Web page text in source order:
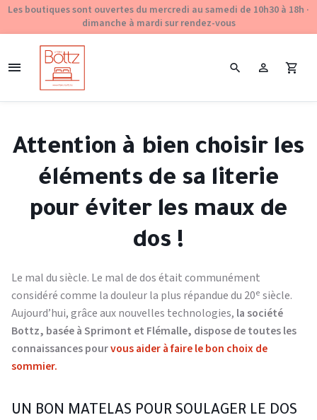
Les boutiques sont ouvertes du mercredi au samedi de 10h30 à 18h ·
dimanche à mardi sur rendez-vous
Attention à bien choisir les
éléments de sa literie
pour éviter les maux de
dos !
Le mal du siècle. Le mal de dos était communément
considéré comme la douleur la plus répandue du 20e siècle.
Aujourd’hui, grâce aux nouvelles technologies, la société
Bottz, basée à Sprimont et Flémalle, dispose de toutes les
connaissances pourvous aider à faire le bon choixde
sommier.
UN BON MATELAS POUR SOULAGER LE DOS